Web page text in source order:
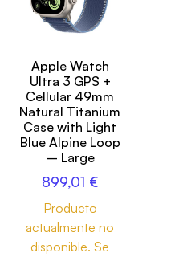
Apple Watch
Ultra 3 GPS +
Cellular 49mm
Natural Titanium
Case with Light
Blue Alpine Loop
– Large
899,01 €
Producto
actualmente no
disponible. Se